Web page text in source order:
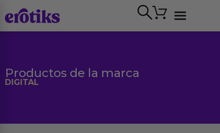
al
contenido
Carrito
Productos de la marca
DIGITAL